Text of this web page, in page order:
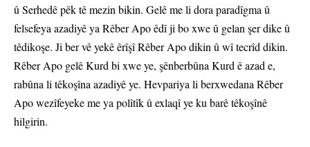
û Serhedê pêk tê mezin bikin. Gelê me li dora paradîgma û
felsefeya azadiyê ya Rêber Apo êdî ji bo xwe û gelan şer dike û
têdikoşe. Ji ber vê yekê êrîşî Rêber Apo dikin û wî tecrîd dikin.
Rêber Apo gelê Kurd bi xwe ye, şênberbûna Kurd ê azad e,
rabûna li têkoşîna azadiyê ye. Hevpariya li berxwedana Rêber
Apo wezîfeyeke me ya polîtîk û exlaqî ye ku barê têkoşînê
hilgirin.